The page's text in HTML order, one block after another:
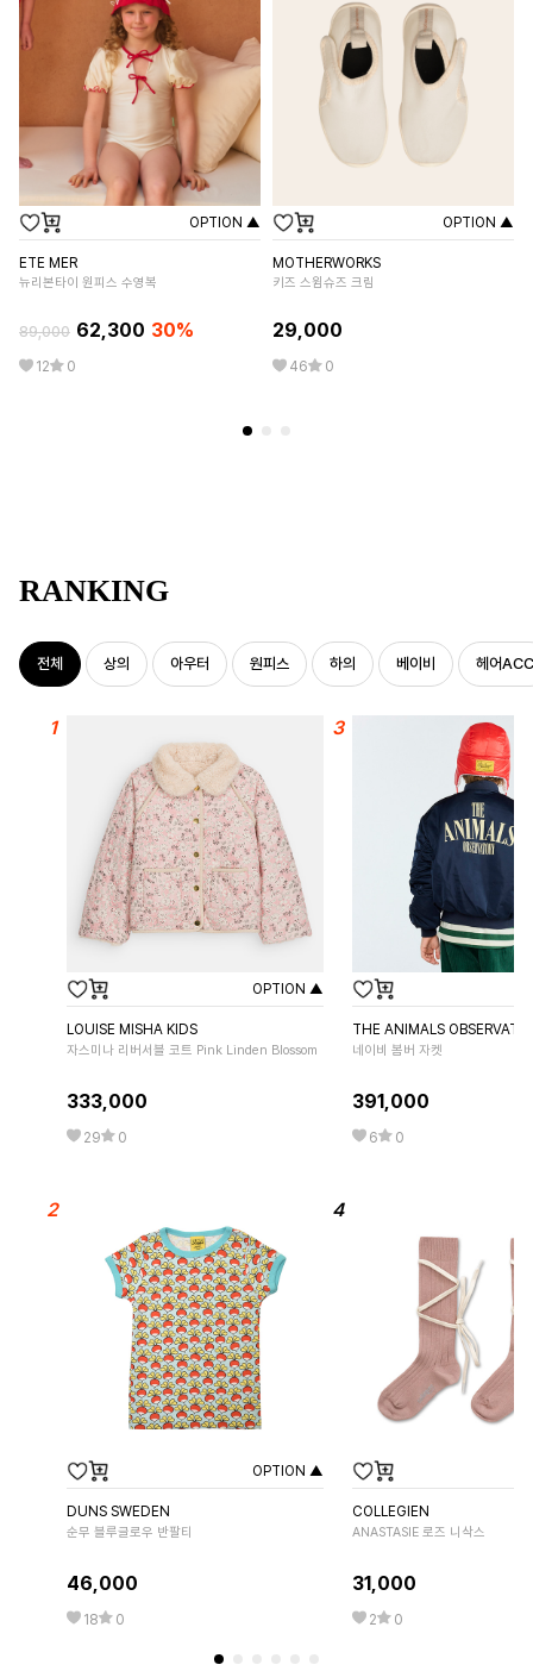
OPTION ▲
ETE MER
뉴리본타이 원피스 수영복
89,000 62,300 30%
12 0
OPTION ▲
MOTHERWORKS
키즈 스윔슈즈 크림
29,000
46 0
RANKING
전체 상의 아우터 원피스 하의 베이비 헤어ACC
OPTION ▲
LOUISE MISHA KIDS
자스미나 리버서블 코트 Pink Linden Blossom
333,000
29 0
OPTION ▲
DUNS SWEDEN
순무 블루글로우 반팔티
46,000
18 0
THE ANIMALS
네이비 봄버 자켓
391,000
6 0
COLLEGIEN
ANASTASIE 로즈 니삭스
31,000
2 0